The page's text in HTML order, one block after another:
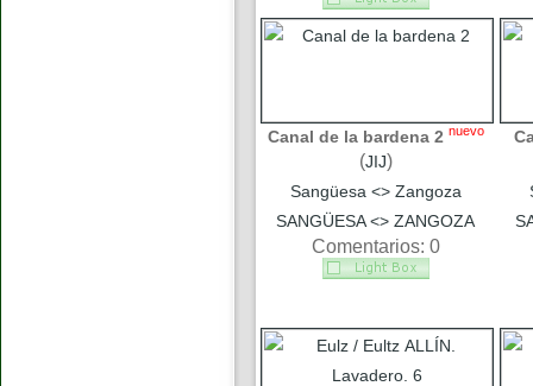
Canal de la bardena 2 nuevo
(JIJ)
Sangüesa <> Zangoza
SANGÜESA <> ZANGOZA
Comentarios: 0